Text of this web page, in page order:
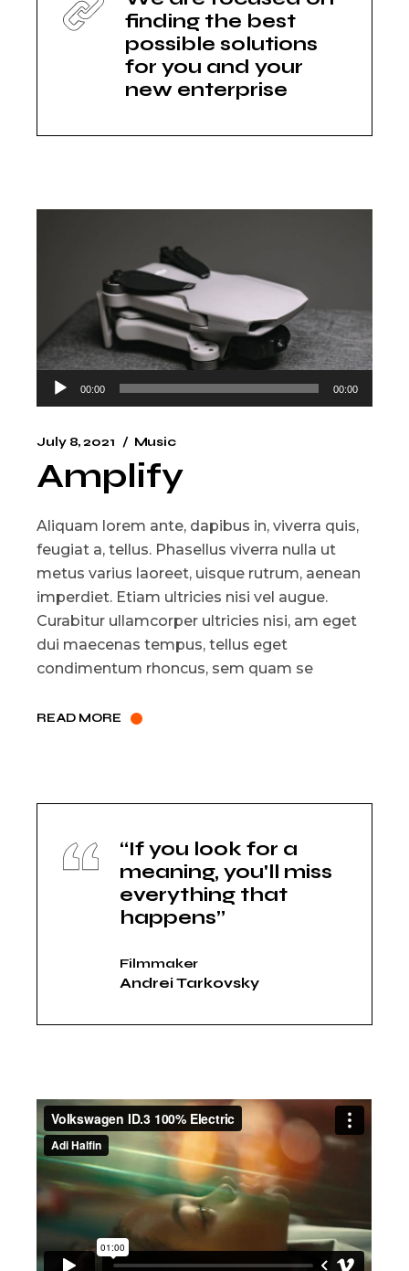
finding the best
possible solutions
for you and your
new enterprise
Audio
Player
00:00 00:00
July 8, 2021 Music
Amplify
Aliquam lorem ante, dapibus in, viverra quis,
feugiat a, tellus. Phasellus viverra nulla ut
metus varius laoreet, uisque rutrum, aenean
imperdiet. Etiam ultricies nisi vel augue.
Curabitur ullamcorper ultricies nisi, am eget
dui maecenas tempus, tellus eget
condimentum rhoncus, sem quam se
READ MORE
“If you look for a
meaning, you'll miss
everything that
happens”
Filmmaker
Andrei Tarkovsky